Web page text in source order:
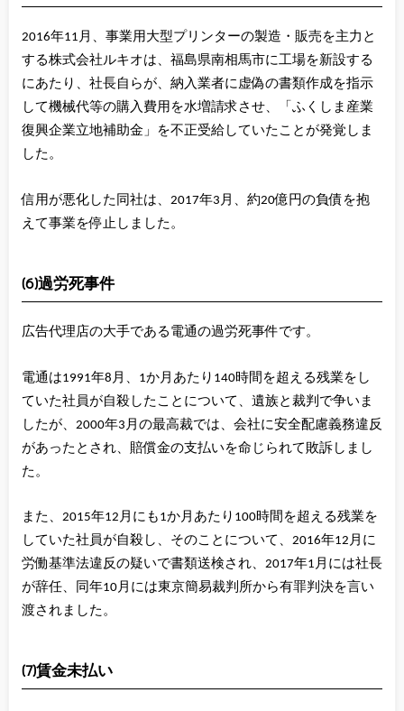
2016年11月、事業用大型プリンターの製造・販売を主力と
する株式会社ルキオは、福島県南相馬市に工場を新設する
にあたり、社長自らが、納入業者に虚偽の書類作成を指示
して機械代等の購入費用を水増請求させ、「ふくしま産業
復興企業立地補助金」を不正受給していたことが発覚しま
した。
信用が悪化した同社は、2017年3月、約20億円の負債を抱
えて事業を停止しました。
(6)過労死事件
広告代理店の大手である電通の過労死事件です。
電通は1991年8月、1か月あたり140時間を超える残業をし
ていた社員が自殺したことについて、遺族と裁判で争いま
したが、2000年3月の最高裁では、会社に安全配慮義務違反
があったとされ、賠償金の支払いを命じられて敗訴しまし
た。
また、2015年12月にも1か月あたり100時間を超える残業を
していた社員が自殺し、そのことについて、2016年12月に
労働基準法違反の疑いで書類送検され、2017年1月には社長
が辞任、同年10月には東京簡易裁判所から有罪判決を言い
渡されました。
(7)賃金未払い